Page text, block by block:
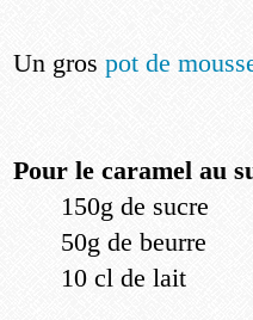
Un gros pot de
Pour le caramel au
150g de sucre
50g de beurre
10 cl de lait